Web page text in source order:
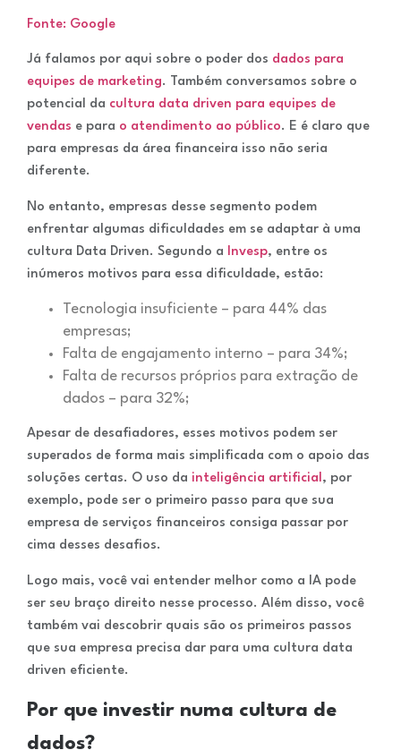
Fonte: Google
Já falamos por aqui sobre o poder dos dados para
equipes de marketing. Também conversamos sobre o
potencial da cultura data driven para equipes de
vendas e para o atendimento ao público. E é claro que
para empresas da área financeira isso não seria
diferente.
No entanto, empresas desse segmento podem
enfrentar algumas dificuldades em se adaptar à uma
cultura Data Driven. Segundo a
Invesp, entre os
inúmeros motivos para essa dificuldade, estão:
Tecnologia insuficiente – para 44% das
empresas;
Falta de engajamento interno – para 34%;
Falta de recursos próprios para extração de
dados – para 32%;
Apesar de desafiadores, esses motivos podem ser
superados de forma mais simplificada com o apoio das
soluções certas. O uso da inteligência artificial, por
exemplo, pode ser o primeiro passo para que sua
empresa de serviços financeiros consiga passar por
cima desses desafios.
Logo mais, você vai entender melhor como a IA pode
ser seu braço direito nesse processo. Além disso, você
também vai descobrir quais são os primeiros passos
que sua empresa precisa dar para uma cultura data
driven eficiente.
Por que investir numa cultura de
dados?